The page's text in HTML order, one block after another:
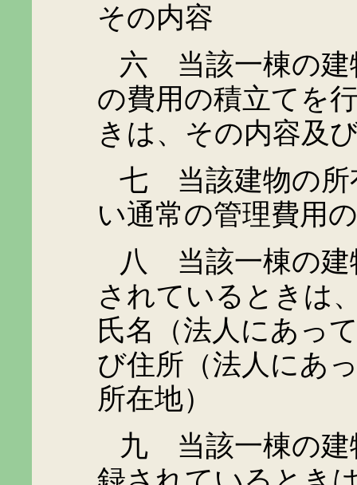
その内容
六 当該一棟の建物
の費用の積立てを
きは、その内容及
七 当該建物の所有
い通常の管理費用
八 当該一棟の建物
されているときは
氏名（法人にあっ
び住所（法人にあ
所在地）
九 当該一棟の建物